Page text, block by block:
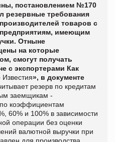
постановлением №170
резервные требования
товаров с
предприятиям, имеющим
Отныне
на которые
смогут получать
с экспортерами Как
», в документе
резерв по кредитам
заемщикам -
коэффициентам
60% и 100% в зависимости
операции без оценки
валютной выручки при
для производства